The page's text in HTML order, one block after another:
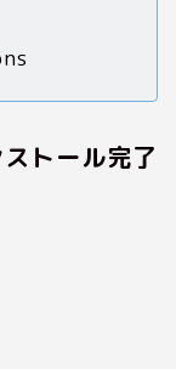
トール完了